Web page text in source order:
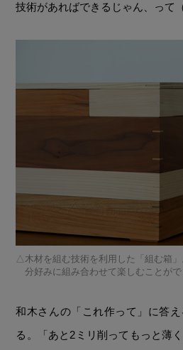
技術があればできるじゃん、って
木材を組む技術を利用した「組む箱
分好みに組み合わせて楽しむことがで
和木さんの「これ作って」に答
る。「あと2ミリ削ってもっと薄